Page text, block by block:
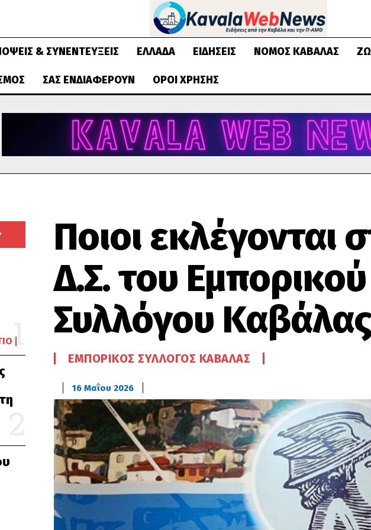
& ΣΥΝΕΝΤΕΎΞΕΙΣ ΕΛΛΆΔΑ ΕΙΔΉΣΕΙΣ ΝΟΜΌΣ ΚΑΒΆΛΑΣ
ΣΑΣ ΕΝΔΙΑΦΈΡΟΥΝ ΌΡΟΙ ΧΡΉΣΗΣ
Ποιοι εκλέγονται
Δ.Σ. του Εμπορικού
Συλλόγου Καβάλας
ΕΜΠΟΡΙΚΌΣ ΣΎΛΛΟΓΟΣ ΚΑΒΆΛΑΣ
16 Μαΐου 2026